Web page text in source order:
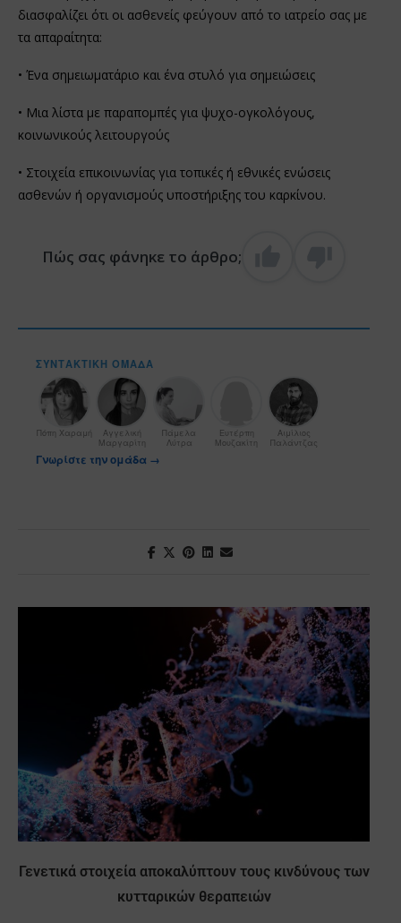
διασφαλίζει ότι οι ασθενείς φεύγουν από το ιατρείο σας με
τα απαραίτητα:
• Ένα σημειωματάριο και ένα στυλό για σημειώσεις
• Μια λίστα με παραπομπές για ψυχο-ογκολόγους,
κοινωνικούς λειτουργούς
• Στοιχεία επικοινωνίας για τοπικές ή εθνικές ενώσεις
ασθενών ή οργανισμούς υποστήριξης του καρκίνου.
Πώς σας φάνηκε το άρθρο;
ΣΥΝΤΑΚΤΙΚΉ ΟΜΆΔΑ
Πόπη Χαραμή
Αγγελική
Μαργαρίτη
Πάμελα
Λύτρα
Ευτέρπη
Μουζακίτη
Αιμίλιος
Παλάντζας
Γνωρίστε την ομάδα →
Γενετικά στοιχεία αποκαλύπτουν τους κινδύνους των
κυτταρικών θεραπειών